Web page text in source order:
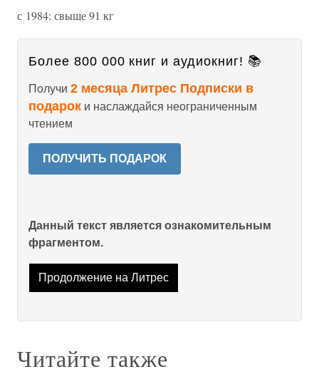
с 1984: свыше 91 кг
Более 800 000 книг и аудиокниг! 📚
Получи 2 месяца Литрес Подписки в
подарок и наслаждайся неограниченным
чтением
ПОЛУЧИТЬ ПОДАРОК
Данный текст является ознакомительным
фрагментом.
Продолжение на Литрес
Читайте также